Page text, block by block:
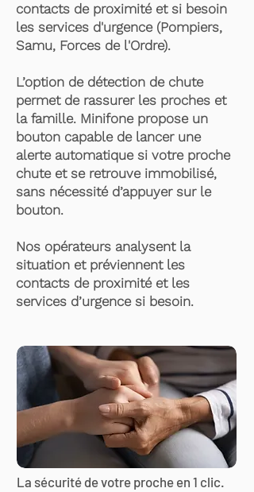
contacts de proximité et si besoin
les services d'urgence (Pompiers,
Samu, Forces de l'Ordre).
L’option de détection de chute
permet de rassurer les proches et
la famille. Minifone propose un
bouton capable de lancer une
alerte automatique si votre proche
chute et se retrouve immobilisé,
sans nécessité d’appuyer sur le
bouton.
Nos opérateurs analysent la
situation et préviennent les
contacts de proximité et les
services d’urgence si besoin.
La sécurité de votre proche en 1 clic.